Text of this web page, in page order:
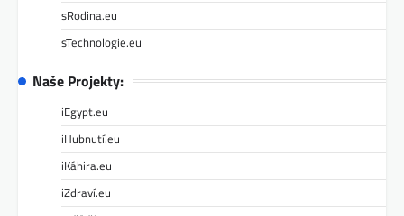
sRodina.eu
sTechnologie.eu
Naše Projekty:
iEgypt.eu
iHubnutí.eu
iKáhira.eu
iZdraví.eu